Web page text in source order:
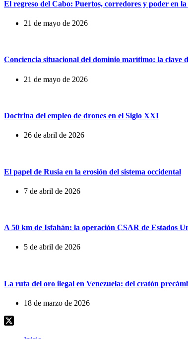
El regreso del Cabo: Puertos, corredores y poder en
21 de mayo de 2026
Conciencia situacional del dominio marítimo: la clave
21 de mayo de 2026
Doctrina del empleo de drones en el Siglo XXI
26 de abril de 2026
El papel de Rusia en la erosión del sistema occidental
7 de abril de 2026
A 50 km de Isfahán: la operación CSAR de Estados
5 de abril de 2026
La ruta del oro ilegal en Venezuela: del cratón
18 de marzo de 2026